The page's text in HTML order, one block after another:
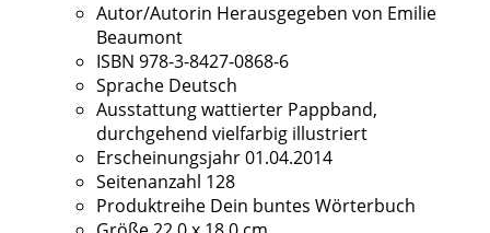
Autor/Autorin Herausgegeben von Emilie
Beaumont
ISBN 978-3-8427-0868-6
Sprache Deutsch
Ausstattungwattierter Pappband,
durchgehend vielfarbig illustriert
Erscheinungsjahr01.04.2014
Seitenanzahl 128
Produktreihe Dein buntes Wörterbuch